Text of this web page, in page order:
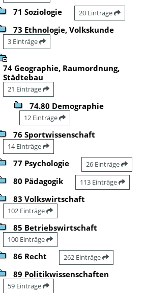
71 Soziologie 20 Einträge
73 Ethnologie, Volkskunde
3 Einträge
74 Geographie, Raumordnung,
Städtebau
21 Einträge
74.80 Demographie
12 Einträge
76 Sportwissenschaft
14 Einträge
77 Psychologie 26 Einträge
80 Pädagogik 113 Einträge
83 Volkswirtschaft
102 Einträge
85 Betriebswirtschaft
100 Einträge
86 Recht 262 Einträge
89 Politikwissenschaften
59 Einträge